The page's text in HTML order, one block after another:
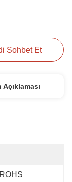
Sohbet Et
Açıklaması